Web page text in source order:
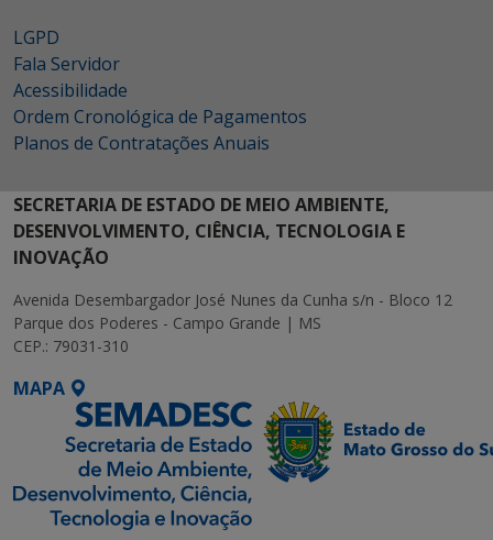
LGPD
Fala Servidor
Acessibilidade
Ordem Cronológica de Pagamentos
Planos de Contratações Anuais
SECRETARIA DE ESTADO DE MEIO AMBIENTE,
DESENVOLVIMENTO, CIÊNCIA, TECNOLOGIA E
INOVAÇÃO
Avenida Desembargador José Nunes da Cunha s/n - Bloco 12
Parque dos Poderes - Campo Grande | MS
CEP.: 79031-310
MAPA